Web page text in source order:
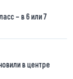
– в 6 или 7
в центре